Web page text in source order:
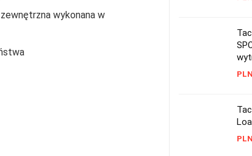
wykonana w
PLN
PLN